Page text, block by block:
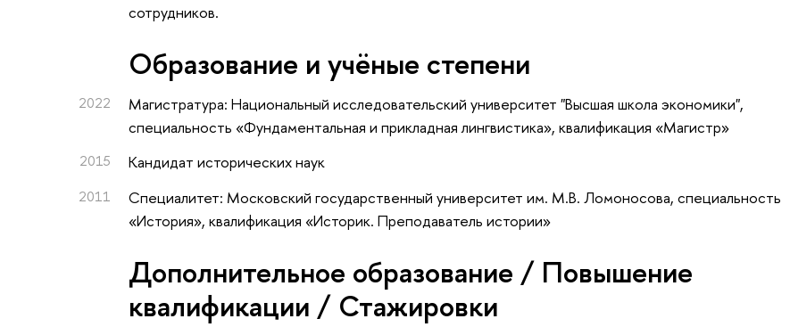
сотрудников.
Oбразование и учёные степени
2022
Магистратура: Национальный исследовательский университет "Высшая школа экономики",
специальность «Фундаментальная и прикладная лингвистика», квалификация «Магистр»
2015 Кандидат исторических наук
2011
Специалитет: Московский государственный университет им. М.В. Ломоносова, специальность
«История», квалификация «Историк. Преподаватель истории»
Дополнительное образование / Повышение
квалификации / Стажировки